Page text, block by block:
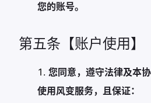
您的账号。
第五条【账户使用】
您同意，遵守法律及本
使用风变服务，且保证：